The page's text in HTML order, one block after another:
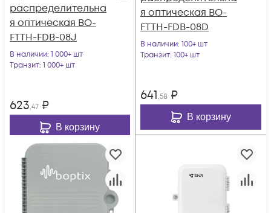
распределительна
я оптическая BO-
FTTH-FDB-08J
В наличии: 1 000+ шт
Транзит: 1 000+ шт
623,47 ₽
В корзину
я оптическая BO-
FTTH-FDB-08D
В наличии: 100+ шт
Транзит: 100+ шт
641,58 ₽
В корзину